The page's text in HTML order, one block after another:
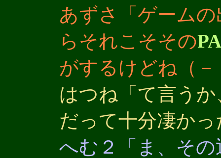
あずさ「ゲーム
らそれこそその
がするけどね（－
はつね「て言う
だって十分凄か
へむ２「ま、そ